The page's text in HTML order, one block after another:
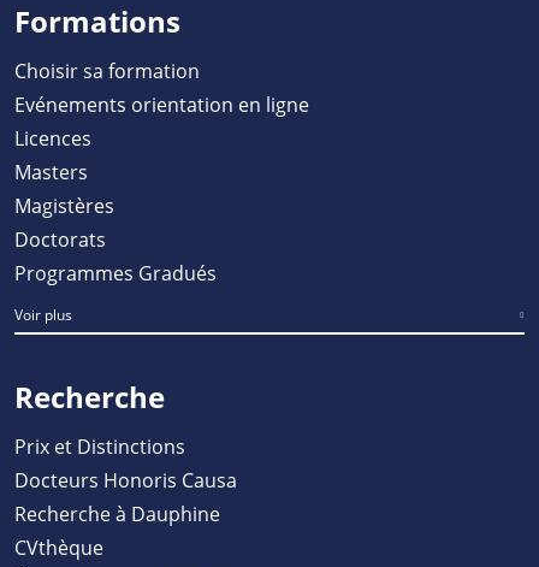
Formations
Choisir sa formation
Evénements orientation en ligne
Licences
Masters
Magistères
Doctorats
Programmes Gradués
Voir plus
Recherche
Prix et Distinctions
Docteurs Honoris Causa
Recherche à Dauphine
CVthèque